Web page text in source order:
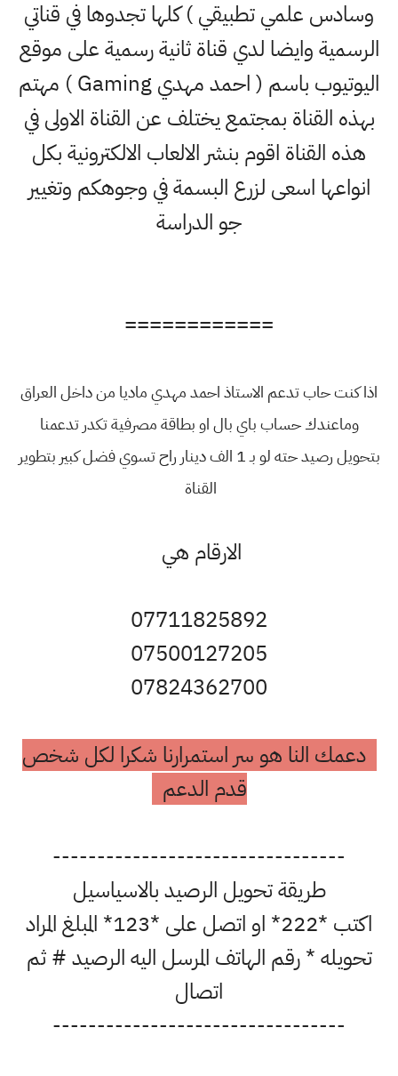
وسادس علمي تطبيقي ) كلها تجدوها في قناتي
الرسمية وايضا لدي قناة ثانية رسمية على موقع
اليوتيوب باسم ( احمد مهدي Gaming ) مهتم
بهذه القناة بمجتمع يختلف عن القناة الاولى في
هذه القناة اقوم بنشر الالعاب الالكترونية بكل
انواعها اسعى لزرع البسمة في وجوهكم وتغيير
جو الدراسة
============
اذا كنت حاب تدعم الاستاذ احمد مهدي ماديا من داخل العراق
وماعندك حساب باي بال او بطاقة مصرفية تكدر تدعمنا
بتحويل رصيد حته لو بـ 1 الف دينار راح تسوي فضل كبير بتطوير
القناة
الارقام هي
07711825892
07500127205
07824362700
دعمك النا هو سر استمرارنا شكرا لكل شخص
قدم الدعم
---------------------------------
طريقة تحويل الرصيد بالاسياسيل
اكتب *222* او اتصل على *123* المبلغ المراد
تحويله * رقم الهاتف المرسل اليه الرصيد # ثم
اتصال
---------------------------------